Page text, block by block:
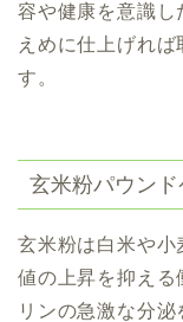
容や健康を意識し
えめに仕上げれ
す。
玄米粉パウン
玄米粉は白米や小
値の上昇を抑える
リンの急激な分